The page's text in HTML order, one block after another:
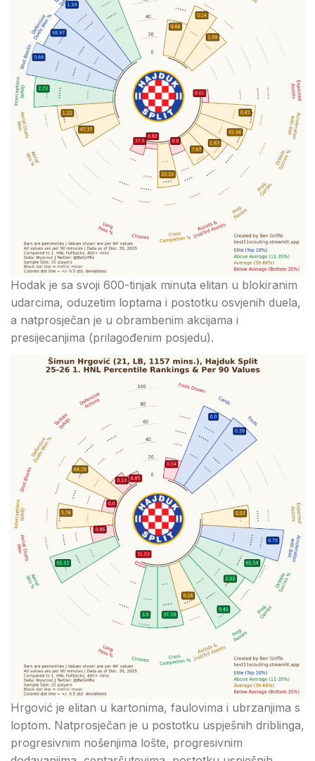
Hodak je sa svoji 600-tinjak minuta elitan u blokiranim
udarcima, oduzetim loptama i postotku osvjenih duela,
a natprosječan je u obrambenim akcijama i
presijecanjima (prilagođenim posjedu).
Hrgović je elitan u kartonima, faulovima i ubrzanjima s
loptom. Natprosječan je u postotku uspješnih driblinga,
progresivnim nošenjima lošte, progresivnim